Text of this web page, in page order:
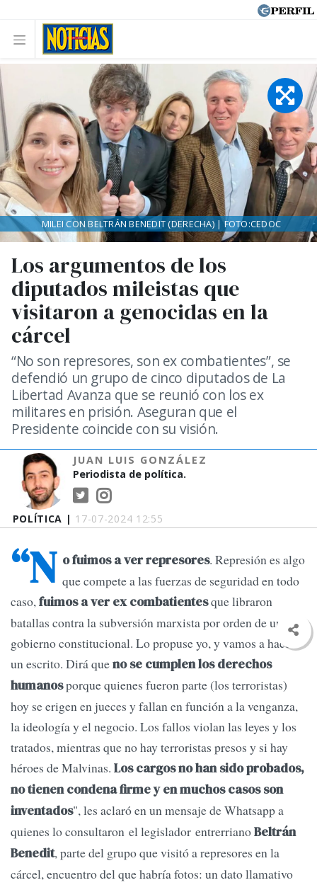
POLÍTICA | 17-07-2024 12:55
Los argumentos de los
diputados mileistas que
visitaron a genocidas en la
cárcel
“No son represores, son ex combatientes”, se
defendió un grupo de cinco diputados de La
Libertad Avanza que se reunió con los ex
militares en prisión. Aseguran que el
Presidente coincide con su visión.
JUAN LUIS GONZÁLEZ
Periodista de política.
MILEI CON BELTRÁN BENEDIT (DERECHA) | FOTO:CEDOC
“N o fuimos a ver represores. Represión es algo
que compete a las fuerzas de seguridad en todo
caso,fuimos a ver ex combatientesque libraron
batallas contra la subversión marxista por orden de un
gobierno constitucional. Lo propuse yo, y vamos a hacer
un escrito. Dirá queno se cumplen los derechos
humanosporque quienes fueron parte (los terroristas)
hoy se erigen en jueces y fallan en función a la venganza,
la ideología y el negocio. Los fallos violan las leyes y los
tratados, mientras que no hay terroristas presos y si hay
héroes de Malvinas. Los cargos no han sido probados,
no tienen condena firme y en muchos casos son
inventados", les aclaró en un mensaje de Whatsapp a
quienes lo consultaron el legislador entrerrianoBeltrán
Benedit, parte del grupo que visitó a represores en la
cárcel, encuentro del que habría fotos: un dato llamativo